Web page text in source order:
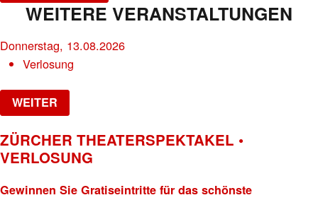
WEITERE VERANSTALTUNGEN
Donnerstag, 13.08.2026
Verlosung
WEITER
ZÜRCHER THEATERSPEKTAKEL •
VERLOSUNG
Gewinnen Sie Gratiseintritte für das schönste